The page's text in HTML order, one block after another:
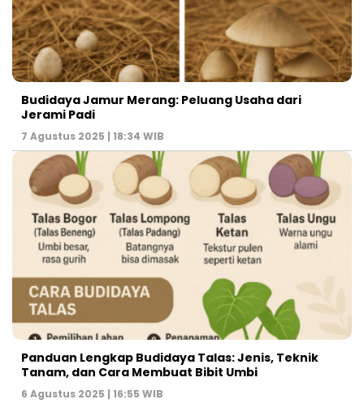
Budidaya Jamur Merang: Peluang Usaha dari
Jerami Padi
7 Agustus 2025 | 18:34 WIB
Panduan Lengkap Budidaya Talas: Jenis, Teknik
Tanam, dan Cara Membuat Bibit Umbi
6 Agustus 2025 | 16:55 WIB